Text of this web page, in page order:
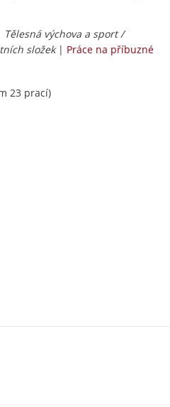
Tělesná výchova a sport /
složek| Práce na příbuzné
23 prací)